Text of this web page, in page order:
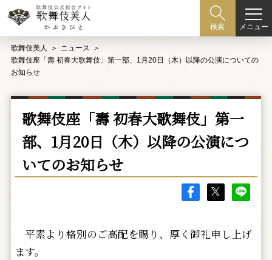
検索 メニュー
歌舞伎美人
ニュース
歌舞伎座「壽 初春大歌舞伎」第一部、1月20日（木）以降の公演についての
お知らせ
歌舞伎座「壽 初春大歌舞伎」第一
部、1月20日（木）以降の公演につ
いてのお知らせ
平素より格別のご高配を賜り、厚く御礼申し上げ
ます。